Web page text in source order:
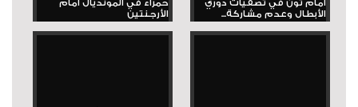
أمام ثون في تصفيات دوري
الأبطال وعدم مشاركة...
حمراء في المونديال أمام
الأرجنتين